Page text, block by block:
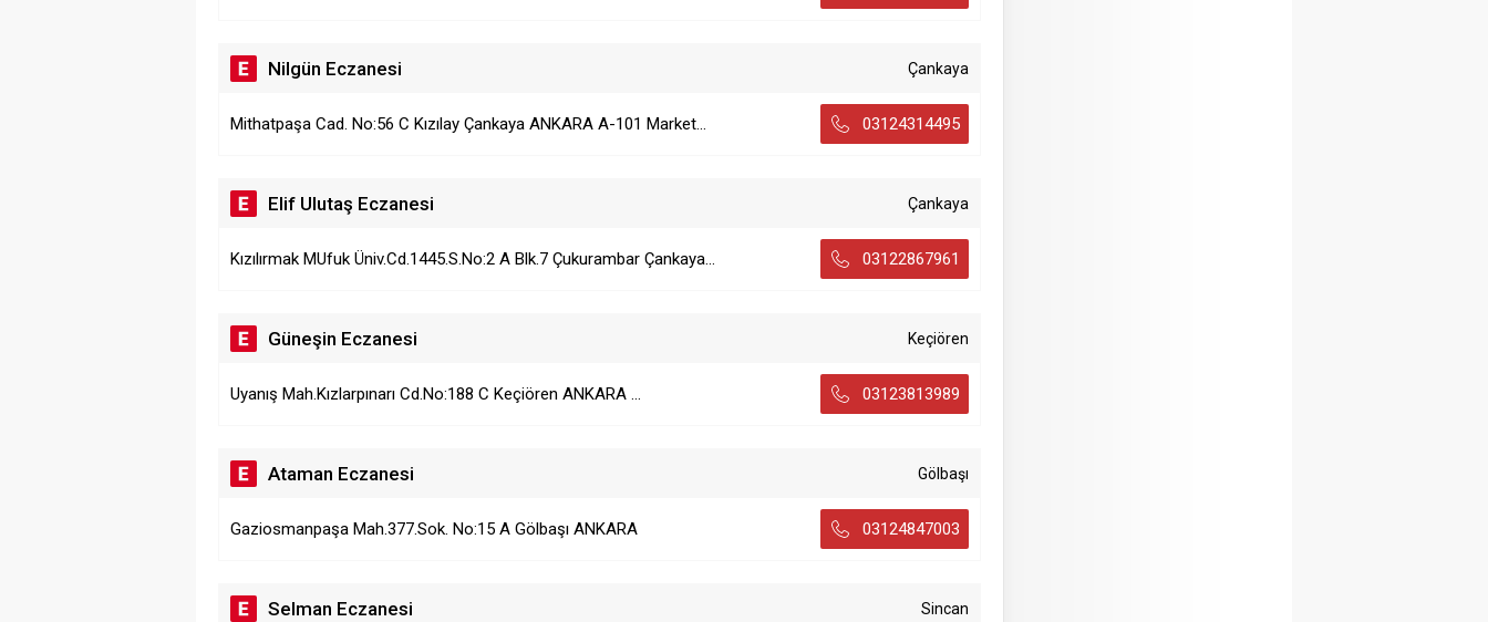
Nilgün Eczanesi Çankaya
Mithatpaşa Cad. No:56 C Kızılay Çankaya ANKARA A-101 Market... 03124314495
Elif Ulutaş Eczanesi Çankaya
Kızılırmak MUfuk Üniv.Cd.1445.S.No:2 A Blk.7 Çukurambar Çankaya... 03122867961
Güneşin Eczanesi Keçiören
Uyanış Mah.Kızlarpınarı Cd.No:188 C Keçiören ANKARA ... 03123813989
Ataman Eczanesi Gölbaşı
Gaziosmanpaşa Mah.377.Sok. No:15 A Gölbaşı ANKARA 03124847003
Selman Eczanesi Sincan